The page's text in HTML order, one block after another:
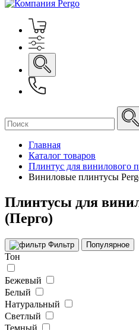
Главная
Каталог товаров
Плинтус для винилового
Виниловые плинтусы
Плинтусы для
(Перго)
Фильтр Популярное
Тон
Бежевый
Белый
Натуральный
Светлый
Темный